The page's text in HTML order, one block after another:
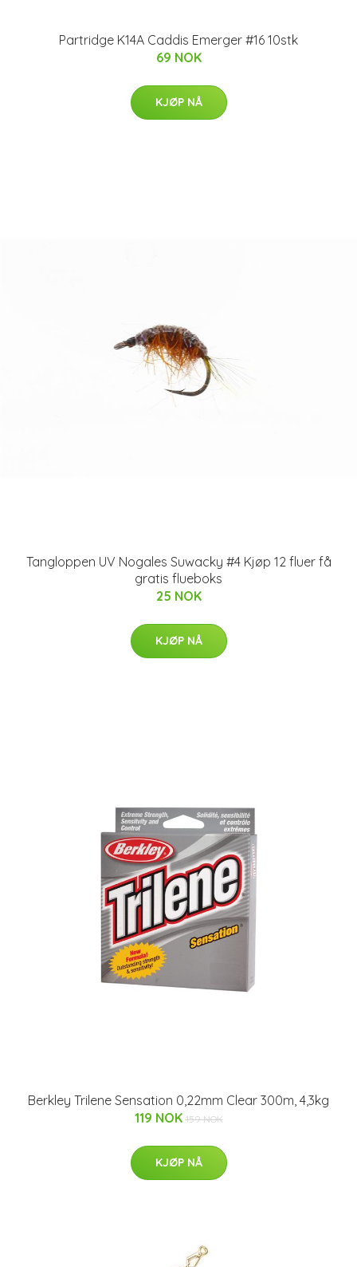
Partridge K14A Caddis Emerger #16 10stk
69 NOK
KJØP NÅ
Tangloppen UV Nogales Suwacky #4 Kjøp 12 fluer få
gratis flueboks
25 NOK
KJØP NÅ
Berkley Trilene Sensation 0,22mm Clear 300m, 4,3kg
119 NOK 159 NOK
KJØP NÅ